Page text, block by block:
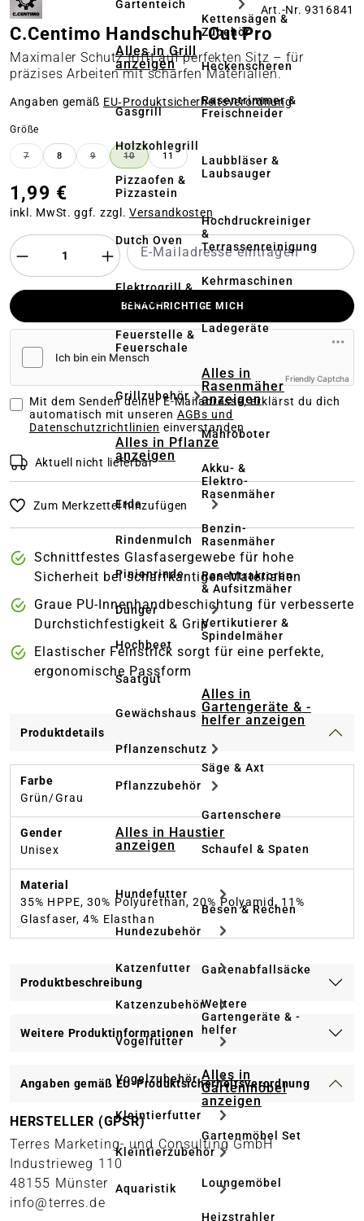
Gartenteich
Alles in Grill
anzeigen
Gasgrill
Holzkohlegrill
Pizzaofen &
Pizzastein
Dutch Oven
Elektrogrill &
Plancha
Feuerstelle &
Feuerschale
Grillzubehör
Alles in Pflanze
anzeigen
Erde
Rindenmulch
Pinienrinde
Dünger
Hochbeet
Saatgut
Gewächshaus
Pflanzenschutz
Pflanzzubehör
Alles in Haustier
anzeigen
Hundefutter
Hundezubehör
Katzenfutter
Katzenzubehör
Vogelfutter
Vogelzubehör
Kleintierfutter
Kleintierzubehör
Aquaristik
Kettensägen &
Zubehör
Heckenscheren
Rasentrimmer &
Freischneider
Laubbläser &
Laubsauger
Hochdruckreiniger
&
Terrassenreinigung
Kehrmaschinen
Ladegeräte
Alles in
Rasenmäher
anzeigen
Mähroboter
Akku- &
Elektro-
Rasenmäher
Benzin-
Rasenmäher
Rasentraktoren
& Aufsitzmäher
Vertikutierer &
Spindelmäher
Alles in
Gartengeräte & -
helfer anzeigen
Säge & Axt
Gartenschere
Schaufel & Spaten
Besen & Rechen
Gartenabfallsäcke
Weitere
Gartengeräte & -
helfer
Alles in
Gartenmöbel
anzeigen
Gartenmöbel Set
Loungemöbel
Heizstrahler
Art.-Nr. 9316841
C.Centimo Handschuh Cut Pro
Maximaler Schutz trifft auf perfekten Sitz – für
präzises Arbeiten mit scharfen Materialien.
Angaben gemäß EU‑Produktsicherheitsverordnung
Größe
7(DIESE OPTION IST ZURZEIT NICHT VERFÜGBAR.)
8 9(DIESE OPTION IST ZURZEIT NICHT VERFÜGBAR.)
10(DIESE OPTION IST ZURZEIT NICHT
11
1,99 €
inkl. MwSt. ggf. zzgl.Versandkosten
BENACHRICHTIGE MICH
Friendly Captcha
Mit dem Senden deiner E-Mailadresse, erklärst du dich
automatisch mit unseren AGBs und
Datenschutzrichtlinien einverstanden
Aktuell nicht lieferbar
Zum Merkzettel hinzufügen
Schnittfestes Glasfasergewebe für hohe
Sicherheit bei scharfkantigen Materialien
Graue PU-Innenhandbeschichtung für verbesserte
Durchstichfestigkeit & Grip
Elastischer Feinstrick sorgt für eine perfekte,
ergonomische Passform
Produktdetails
Farbe
Grün/Grau
Gender
Unisex
Material
35% HPPE, 30% Polyurethan, 20% Polyamid, 11%
Glasfaser, 4% Elasthan
Produktbeschreibung
Weitere Produktinformationen
Angaben gemäß EU-Produktsicherheitsverordnung
HERSTELLER (GPSR)
Terres Marketing- und Consulting GmbH
Industrieweg 110
48155 Münster
info@terres.de